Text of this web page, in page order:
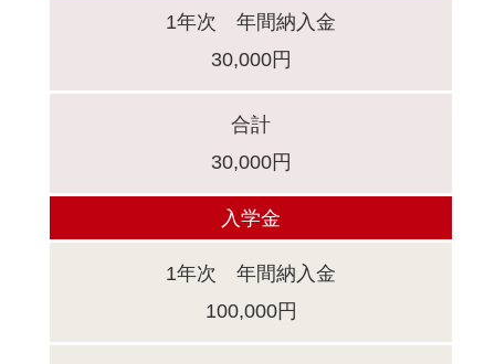
1年次 年間納入金
30,000円
合計
30,000円
入学金
1年次 年間納入金
100,000円